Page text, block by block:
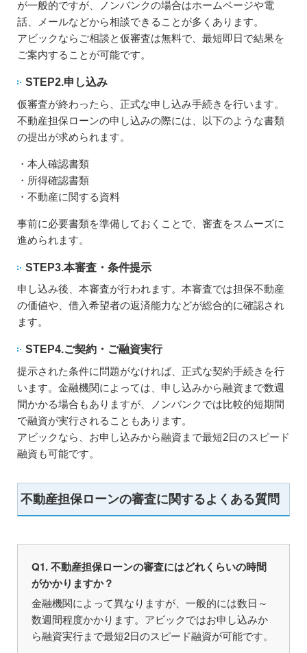
が一般的ですが、ノンバンクの場合はホームページや電
話、メールなどから相談できることが多くあります。
アビックならご相談と仮審査は無料で、最短即日で結果を
ご案内することが可能です。
STEP2.申し込み
仮審査が終わったら、正式な申し込み手続きを行います。
不動産担保ローンの申し込みの際には、以下のような書類
の提出が求められます。
・本人確認書類
・所得確認書類
・不動産に関する資料
事前に必要書類を準備しておくことで、審査をスムーズに
進められます。
STEP3.本審査・条件提示
申し込み後、本審査が行われます。本審査では担保不動産
の価値や、借入希望者の返済能力などが総合的に確認され
ます。
STEP4.ご契約・ご融資実行
提示された条件に問題がなければ、正式な契約手続きを行
います。金融機関によっては、申し込みから融資まで数週
間かかる場合もありますが、ノンバンクでは比較的短期間
で融資が実行されることもあります。
アビックなら、お申し込みから融資まで最短2日のスピード
融資も可能です。
不動産担保ローンの審査に関するよくある質問
Q1. 不動産担保ローンの審査にはどれくらいの時間
がかかりますか？
金融機関によって異なりますが、一般的には数日～
数週間程度かかります。アビックではお申し込みか
ら融資実行まで最短2日のスピード融資が可能です。